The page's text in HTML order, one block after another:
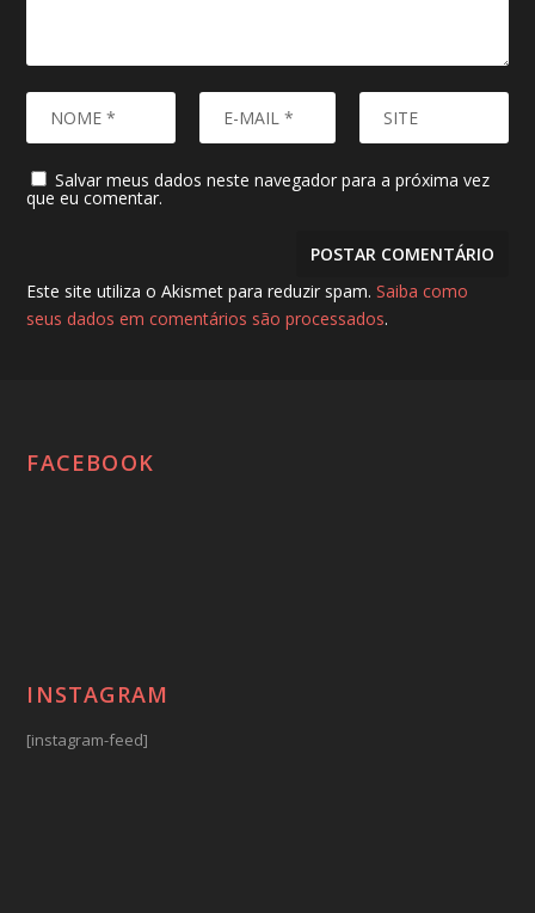
Salvar meus dados neste navegador para a próxima vez
que eu comentar.
Este site utiliza o Akismet para reduzir spam.Saiba como
seus dados em comentários são processados.
FACEBOOK
INSTAGRAM
[instagram-feed]